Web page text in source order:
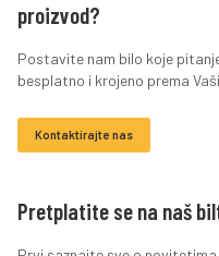
proizvod?
Postavite nam bilo koje
besplatno i krojeno prema
Kontaktirajte nas
Pretplatite se na naš